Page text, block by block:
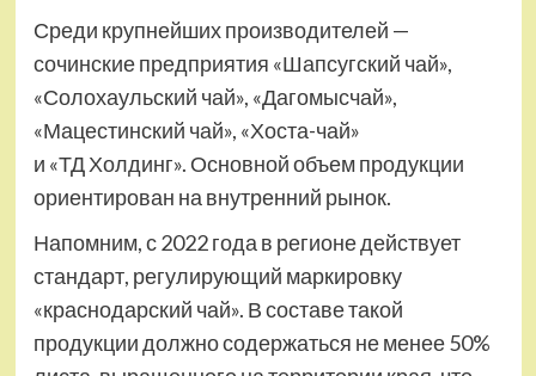
Среди крупнейших производителей —
сочинские предприятия «Шапсугский чай»,
«Солохаульский чай», «Дагомысчай»,
«Мацестинский чай», «Хоста-чай»
и «ТД Холдинг». Основной объем продукции
ориентирован на внутренний рынок.
Напомним, с 2022 года в регионе действует
стандарт, регулирующий маркировку
«краснодарский чай». В составе такой
продукции должно содержаться не менее 50%